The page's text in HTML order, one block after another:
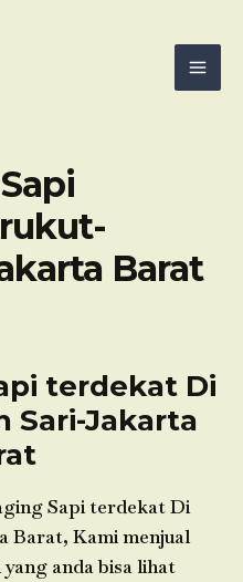
Barat
terdekat Di
Sari-Jakarta
Sapi terdekat Di
Barat, Kami menjual
anda bisa lihat